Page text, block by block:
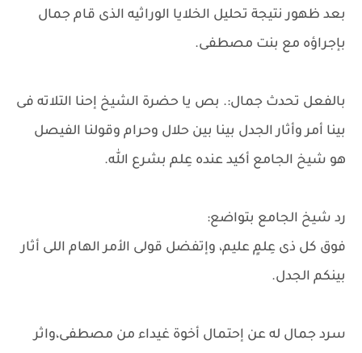
بعد ظهور نتيجة تحليل الخلايا الوراثيه الذى قام جمال
بإجراؤه مع بنت مصطفى.
بالفعل تحدث جمال:. بص يا حضرة الشيخ إحنا التلاته فى
بينا أمر وأثار الجدل بينا بين حلال وحرام وقولنا الفيصل
هو شيخ الجامع أكيد عنده عِلم بشرع الله.
رد شيخ الجامع بتواضع:
فوق كل ذى عِلمٍ عليم، وإتفضل قولى الأمر الهام اللى أثار
بينكم الجدل.
سرد جمال له عن إحتمال أخوة غيداء من مصطفى،واثر